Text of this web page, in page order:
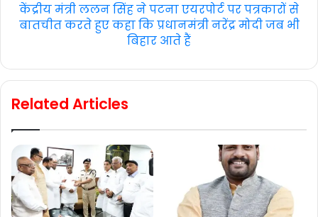
केंद्रीय मंत्री ललन सिंह ने पटना एयरपोर्ट पर पत्रकारों से
बातचीत करते हुए कहा कि प्रधानमंत्री नरेंद्र मोदी जब भी
बिहार आते हैं
Related Articles